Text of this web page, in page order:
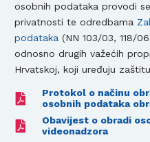
osobnih podataka provodi
privatnosti te odredbama
podataka (NN 103/03, 118/
odnosno drugih važećih
Hrvatskoj, koji uređuju
Protokol o načinu
osobnih podataka
Obavijest o obradi
videonadzora